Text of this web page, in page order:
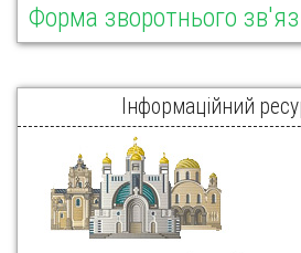
Форма зворотнього
Інформаційний